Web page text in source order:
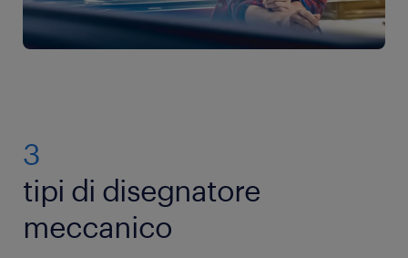
3
tipi di disegnatore
meccanico